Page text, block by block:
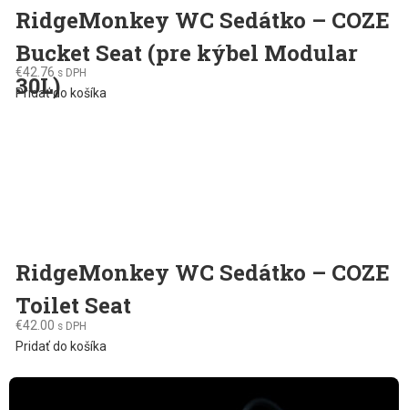
RidgeMonkey WC Sedátko – COZE
Bucket Seat (pre kýbel Modular
30L)
€42.76 s DPH
Pridať do košíka
RidgeMonkey WC Sedátko – COZE
Toilet Seat
€42.00 s DPH
Pridať do košíka